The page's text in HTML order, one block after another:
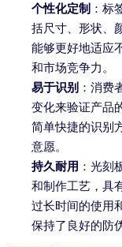
个性化定制 ：标
括尺寸、形状、
能够更好地适应
和市场竞争力。
易于识别 ：消费
变化来验证产品
简单快捷的识别
意愿。
持久耐用 ：光刻
和制作工艺，具
过长时间的使用
保持了良好的防